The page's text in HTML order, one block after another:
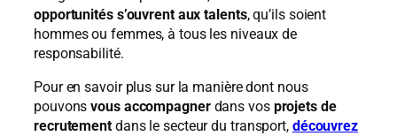
opportunités s’ouvrent aux talents, qu’ils soient
hommes ou femmes, à tous les niveaux de
responsabilité.
Pour en savoir plus sur la manière dont nous
pouvons vous accompagnerdans vosprojets de
recrutementdans le secteur du transport, découvrez